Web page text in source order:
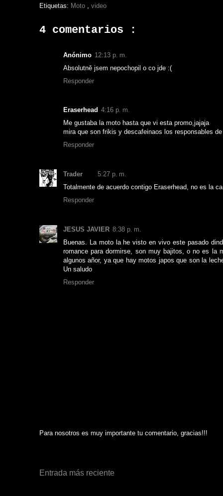
Etiquetas: Moto video
4 comentarios :
Anónimo 12:13 p. m.
Absolutně jsem nepochopil o co jde :(
Responder
Eraserhead 4:16 p. m.
Me gustaba la moto hasta que vi esta promo,jajaja
mira que son frikis y descafeinaos los responsables
Responder
Trader
5:27 p. m.
Totalmente de acuerdo contigo Eraserhead, no es la
Responder
JESUS JAVIER 8:38 p. m.
Buenas. La moto la he visto en vivo este pasado
romance para dormirse, son muy bajitos, o no es la
algunos añor, ya que hay motos japos que son la
Un saludo
Responder
Para nosotros es muy importante tu comentario, gracias!!!
Entrada más reciente